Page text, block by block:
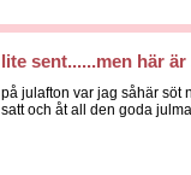
lite sent......men här
på julafton var jag såhär söt
satt och åt all den goda